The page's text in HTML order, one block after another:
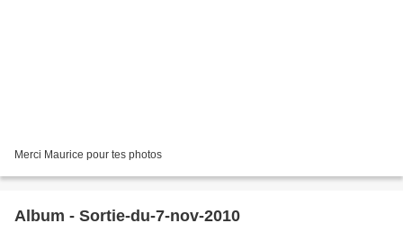
Merci Maurice pour tes photos
Album - Sortie-du-7-nov-2010